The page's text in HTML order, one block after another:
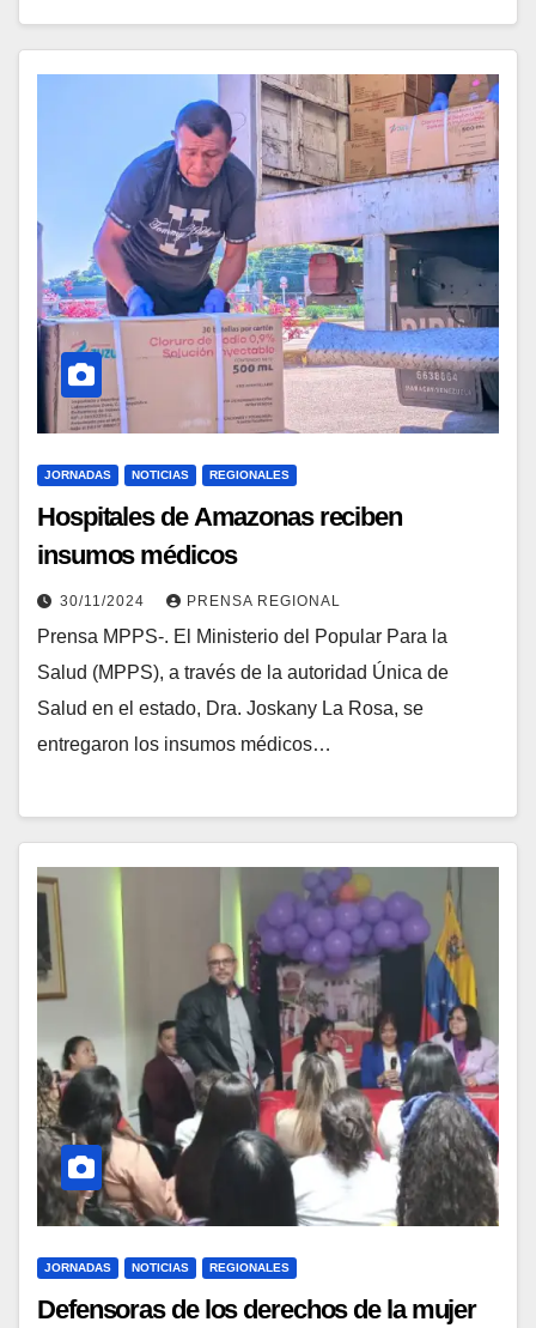
JORNADAS NOTICIAS REGIONALES
Hospitales de Amazonas reciben
insumos médicos
30/11/2024 PRENSA REGIONAL
Prensa MPPS-. El Ministerio del Popular Para la
Salud (MPPS), a través de la autoridad Única de
Salud en el estado, Dra. Joskany La Rosa, se
entregaron los insumos médicos…
JORNADAS NOTICIAS REGIONALES
Defensoras de los derechos de la mujer